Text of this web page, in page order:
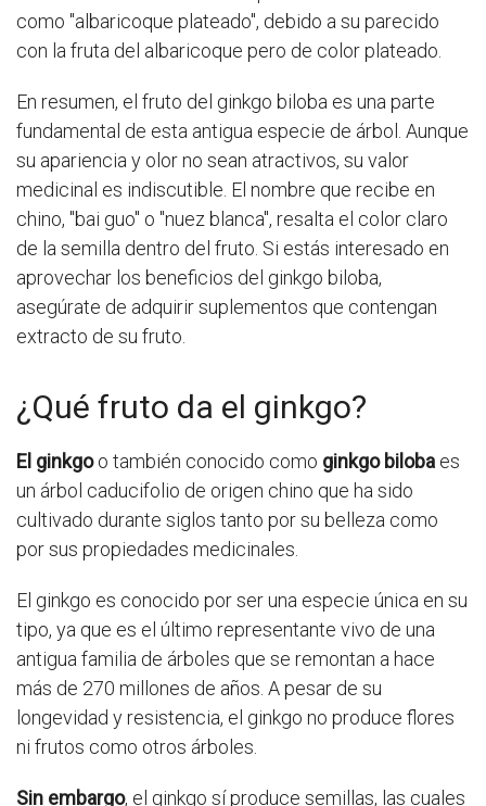
como "albaricoque plateado", debido a su parecido
con la fruta del albaricoque pero de color plateado.
En resumen, el fruto del ginkgo biloba es una parte
fundamental de esta antigua especie de árbol. Aunque
su apariencia y olor no sean atractivos, su valor
medicinal es indiscutible. El nombre que recibe en
chino, "bai guo" o "nuez blanca", resalta el color claro
de la semilla dentro del fruto. Si estás interesado en
aprovechar los beneficios del ginkgo biloba,
asegúrate de adquirir suplementos que contengan
extracto de su fruto.
¿Qué fruto da el ginkgo?
El ginkgoo también conocido como ginkgo biloba es
un árbol caducifolio de origen chino que ha sido
cultivado durante siglos tanto por su belleza como
por sus propiedades medicinales.
El ginkgo es conocido por ser una especie única en su
tipo, ya que es el último representante vivo de una
antigua familia de árboles que se remontan a hace
más de 270 millones de años. A pesar de su
longevidad y resistencia, el ginkgo no produce flores
ni frutos como otros árboles.
Sin embargo, el ginkgo sí produce semillas, las cuales